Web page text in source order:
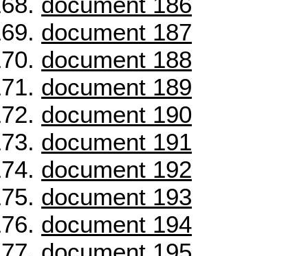
document 187
document 188
document 189
document 190
document 191
document 192
document 193
document 194